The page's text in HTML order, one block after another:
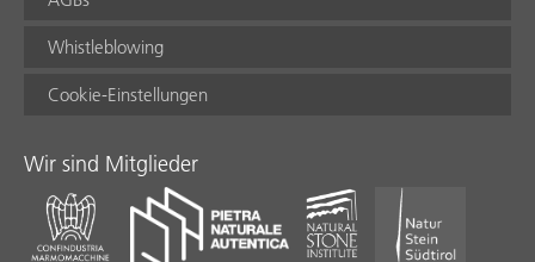
Whistleblowing
Cookie-Einstellungen
Wir sind Mitglieder